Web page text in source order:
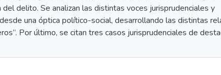
delito. Se analizan las distintas voces jurisprudenciales y
una óptica político-social, desarrollando las distintas
Por último, se citan tres casos jurisprudenciales de